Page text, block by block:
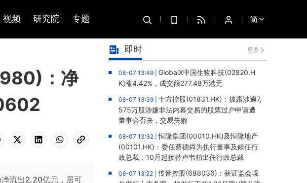
视频 研究院 专题 简
：净
流出2.20亿元，居可
即时 更多
08-07 13:49 | GlobalX中国生物科技(02820.H
K)涨4.42%，成交额277.48万港元
08-07 13:39 | 十方控股(01831.HK)：披露涉逾7,
575万股涉嫌非法内幕交易的股票过户申请遭
董事会否决，交易失败
08-07 13:32 |恒隆集团(00010.HK)及恒隆地产
(00101.HK)：委任蔡德粦为执行董事及候任行
政总裁，10月起接替卢韦柏出任行政总裁
08-07 13:22 | 传音控股(688036)：获证监会境